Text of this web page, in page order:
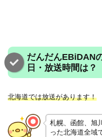
だんだんEBiDAN
日・放送時間は？
北海道では放送があります！
札幌、函館、旭
った北海道全域